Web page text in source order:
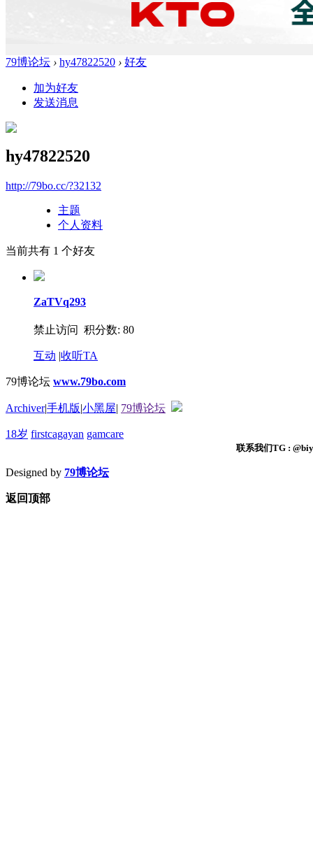
79博论坛 › hy47822520 › 好友
加为好友
发送消息
hy47822520
http://79bo.cc/?32132
主题
个人资料
当前共有 1 个好友
ZaTVq293
禁止访问 积分数: 80
互动 |收听TA
79博论坛 www.79bo.com
Archiver|手机版|小黑屋| 79博论坛
18岁 firstcagayan gamcare
联系我们TG :
Designed by 79博论坛
返回顶部